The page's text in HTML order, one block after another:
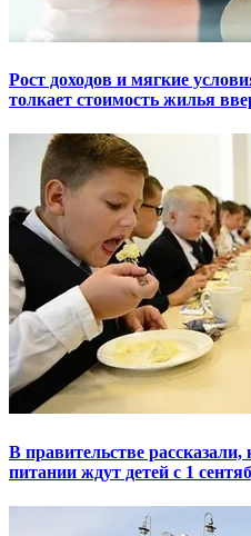
Рост доходов и мягкие
толкает стоимость жилья
В правительстве
питании ждут детей с 1